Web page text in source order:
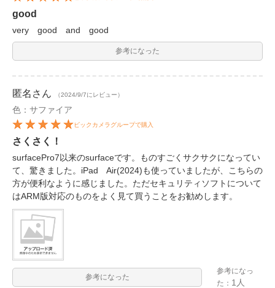
good
very good and good
参考になった
匿名 さん （2024/9/7にレビュー）
色：サファイア
ビックカメラグループで購入
さくさく！
surfacePro7以来のsurfaceです。ものすごくサクサクになってい
て、驚きました。iPad Air(2024)も使っていましたが、こちらの
方が便利なように感じました。ただセキュリティソフトについて
はARM版対応のものをよく見て買うことをお勧めします。
参考になった
参考になっ
た： 1人